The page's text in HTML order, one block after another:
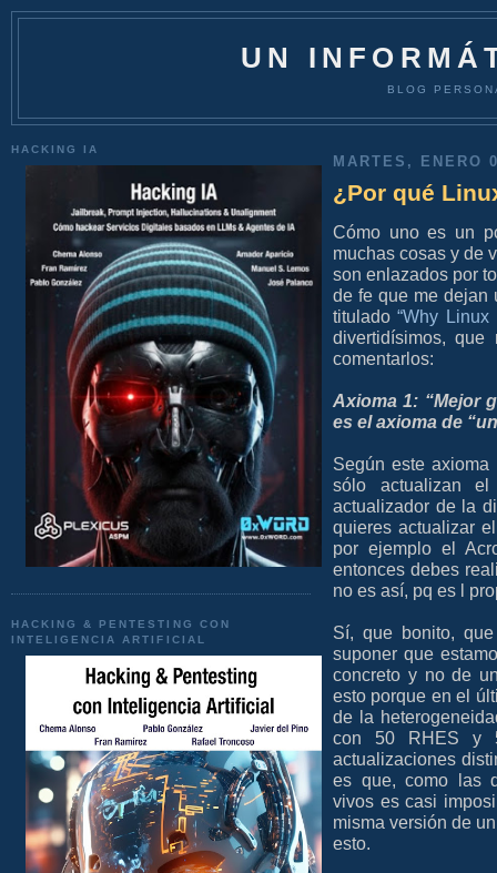
UN
BLOG
HACKING IA
HACKING & PENTESTING CON
INTELIGENCIA ARTIFICIAL
MARTES, ENERO
¿Por qué
Cómo uno es un
muchas cosas y de
son enlazados por
de fe que me dejan
titulado“Why
divertidísimos,
comentarlos:
Axioma 1: “Mejor
es el axioma de
Según este
sólo actualizan
actualizador de la
quieres actualizar
por ejemplo el
entonces debes
no es así, pq es l
Sí, que bonito,
suponer que
concreto y no de
esto porque en el
de la
con 50 RHES y
actualizaciones
es que, como las
vivos es casi
misma versión de
esto.